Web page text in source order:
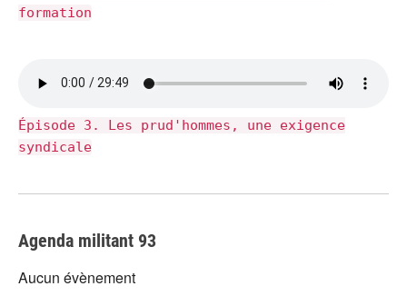
formation
Épisode 3. Les prud'hommes, une exigence
syndicale
Agenda militant 93
Aucun évènement